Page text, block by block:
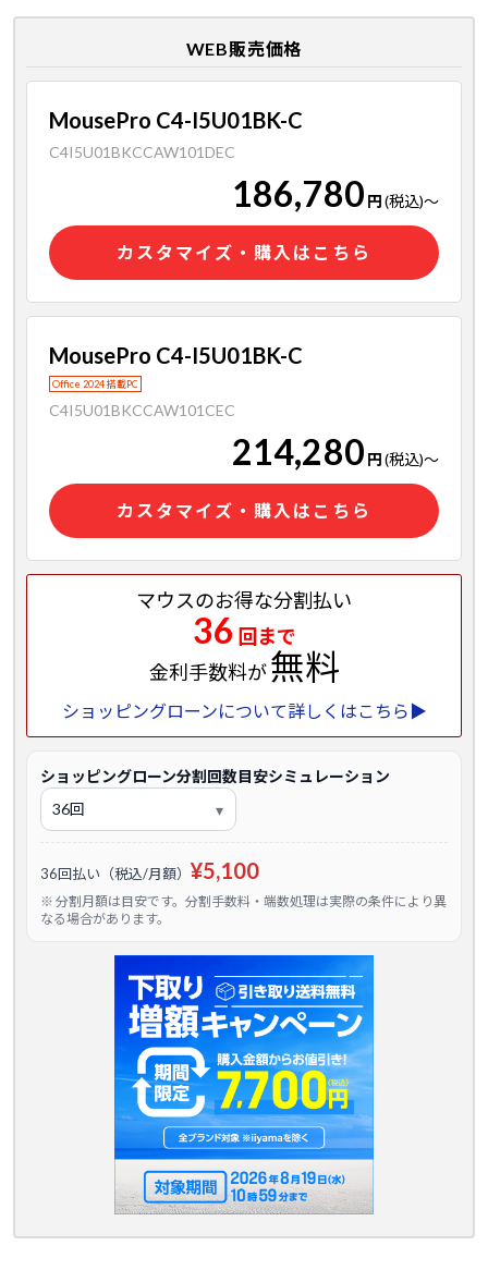
WEB販売価格
MousePro C4-I5U01BK-C
C4I5U01BKCCAW101DEC
186,780 円(税込)～
カスタマイズ・購入はこちら
MousePro C4-I5U01BK-C
Office 2024 搭載PC
C4I5U01BKCCAW101CEC
214,280 円(税込)～
カスタマイズ・購入はこちら
マウスのお得な分割払い
36 回まで
金利手数料が無料
ショッピングローンについて詳しくはこちら▶
ショッピングローン分割回数目安シミュレーション
36回払い（税込/月額） ¥5,100
※ 分割月額は目安です。分割手数料・端数処理は実際の条件により異
なる場合があります。